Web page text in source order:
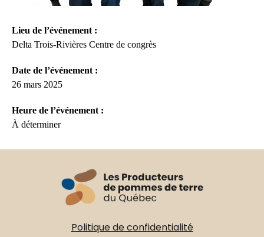
Lieu de l’événement :
Delta Trois-Rivières Centre de congrès
Date de l’événement :
26 mars 2025
Heure de l’événement :
À déterminer
Politique de confidentialité